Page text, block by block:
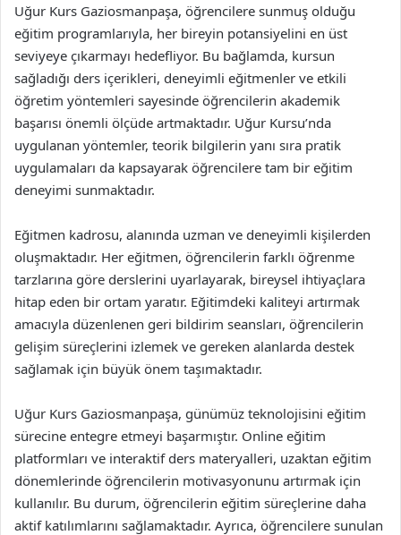
Uğur Kurs Gaziosmanpaşa, öğrencilere sunmuş olduğu
eğitim programlarıyla, her bireyin potansiyelini en üst
seviyeye çıkarmayı hedefliyor. Bu bağlamda, kursun
sağladığı ders içerikleri, deneyimli eğitmenler ve etkili
öğretim yöntemleri sayesinde öğrencilerin akademik
başarısı önemli ölçüde artmaktadır. Uğur Kursu’nda
uygulanan yöntemler, teorik bilgilerin yanı sıra pratik
uygulamaları da kapsayarak öğrencilere tam bir eğitim
deneyimi sunmaktadır.
Eğitmen kadrosu, alanında uzman ve deneyimli kişilerden
oluşmaktadır. Her eğitmen, öğrencilerin farklı öğrenme
tarzlarına göre derslerini uyarlayarak, bireysel ihtiyaçlara
hitap eden bir ortam yaratır. Eğitimdeki kaliteyi artırmak
amacıyla düzenlenen geri bildirim seansları, öğrencilerin
gelişim süreçlerini izlemek ve gereken alanlarda destek
sağlamak için büyük önem taşımaktadır.
Uğur Kurs Gaziosmanpaşa, günümüz teknolojisini eğitim
sürecine entegre etmeyi başarmıştır. Online eğitim
platformları ve interaktif ders materyalleri, uzaktan eğitim
dönemlerinde öğrencilerin motivasyonunu artırmak için
kullanılır. Bu durum, öğrencilerin eğitim süreçlerine daha
aktif katılımlarını sağlamaktadır. Ayrıca, öğrencilere sunulan